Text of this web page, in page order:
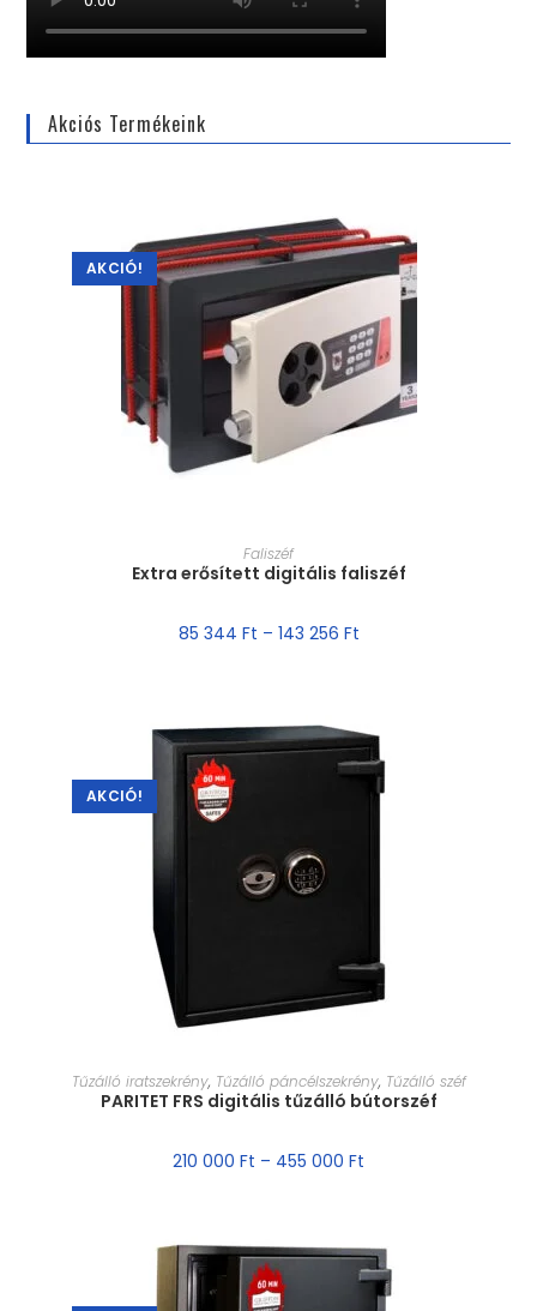
Akciós Termékeink
AKCIÓ!
MÉRET VÁLASZTÁSA
Faliszéf
Extra erősített digitális faliszéf
85 344 Ft – 143 256 Ft
AKCIÓ!
MÉRET VÁLASZTÁSA
Tűzálló iratszekrény, Tűzálló páncélszekrény, Tűzálló széf
PARITET FRS digitális tűzálló bútorszéf
210 000 Ft – 455 000 Ft